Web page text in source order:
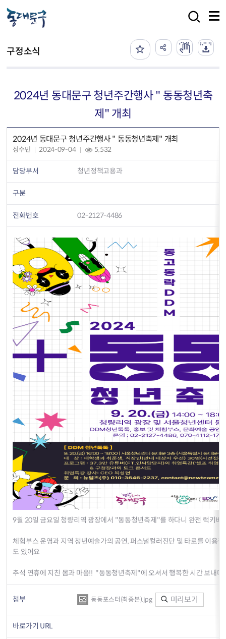
구정소식
2024년 동대문구 청년주간행사 " 동동청년축
제" 개최
2024년 동대문구 청년주간행사 " 동동청년축제" 개최
정수민 2024-09-04 5,532
담당부서 청년정책고용과
구분
전화번호 02-2127-4486
9월 20일 금요일 청량리역 광장에서 "동동청년축제"를 하다니 완전 럭키비
체험부스 운영과 지역 청년예술가의 공연, 퍼스널컬러진단 및 타로를 이용
도 있어요
추석 연휴에 지친 몸과 마음!! "동동청년축제"에 오셔서 행복한 시간 보내다
첨부 동동포스터(최종본).jpg 미리보기
바로가기 URL